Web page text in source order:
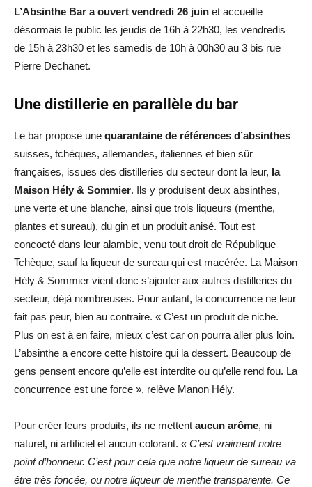
L’Absinthe Bar a ouvert vendredi 26 juin et accueille
désormais le public les jeudis de 16h à 22h30, les vendredis
de 15h à 23h30 et les samedis de 10h à 00h30 au 3 bis rue
Pierre Dechanet.
Une distillerie en parallèle du bar
Le bar propose une quarantaine de références d’absinthes
suisses, tchèques, allemandes, italiennes et bien sûr
françaises, issues des distilleries du secteur dont la leur, la
Maison Hély & Sommier. Ils y produisent deux absinthes,
une verte et une blanche, ainsi que trois liqueurs (menthe,
plantes et sureau), du gin et un produit anisé. Tout est
concocté dans leur alambic, venu tout droit de République
Tchèque, sauf la liqueur de sureau qui est macérée. La Maison
Hély & Sommier vient donc s’ajouter aux autres distilleries du
secteur, déjà nombreuses. Pour autant, la concurrence ne leur
fait pas peur, bien au contraire. « C’est un produit de niche.
Plus on est à en faire, mieux c’est car on pourra aller plus loin.
L’absinthe a encore cette histoire qui la dessert. Beaucoup de
gens pensent encore qu’elle est interdite ou qu’elle rend fou. La
concurrence est une force », relève Manon Hély.
Pour créer leurs produits, ils ne mettent aucun arôme, ni
naturel, ni artificiel et aucun colorant. « C’est vraiment notre
point d’honneur. C’est pour cela que notre liqueur de sureau va
être très foncée, ou notre liqueur de menthe transparente. Ce